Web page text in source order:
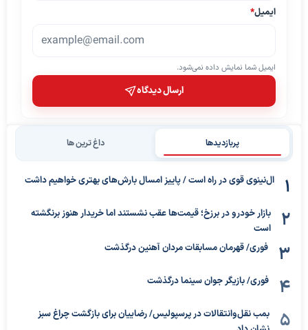
ایمیل*
ایمیل شما نمایش داده نمی‌شود.
ارسال دیدگاه
پربازدیدها داغ ترین ها
ال‌نینوی قوی در راه است / پاییز امسال بارش‌های بهتری خواهیم داشت
بازار خودرو در برزخ؛ قیمت‌ها عقب نشستند اما خریدار هنوز برنگشته
است
فوری/ قهرمان مسابقات مردان آهنین درگذشت
فوری/ بازیگر جوان سینما درگذشت
بمب نقل‌وانتقالات در پرسپولیس/ رضاییان برای بازگشت چراغ سبز